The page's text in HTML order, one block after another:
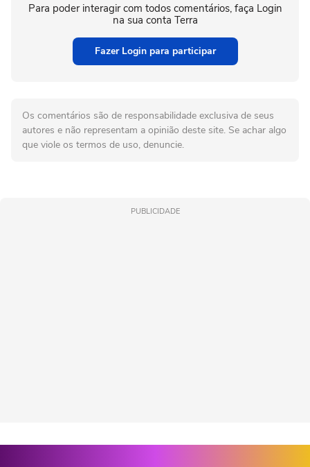
Para poder interagir com todos comentários, faça Login
na sua conta Terra
Fazer Login para participar
Os comentários são de responsabilidade exclusiva de seus
autores e não representam a opinião deste site. Se achar algo
que viole os termos de uso, denuncie.
PUBLICIDADE